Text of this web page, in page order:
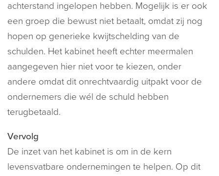
achterstand ingelopen hebben. Mogelijk is er ook
een groep die bewust niet betaalt, omdat zij nog
hopen op generieke kwijtschelding van de
schulden. Het kabinet heeft echter meermalen
aangegeven hier niet voor te kiezen, onder
andere omdat dit onrechtvaardig uitpakt voor de
ondernemers die wél de schuld hebben
terugbetaald.
Vervolg
De inzet van het kabinet is om in de kern
levensvatbare ondernemingen te helpen. Op dit